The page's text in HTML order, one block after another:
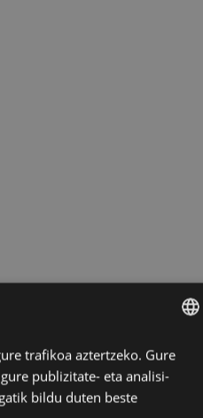
BASQUE
SPANISH
trafikoa aztertzeko. Gure
publizitate- eta analisi-
bildu duten beste